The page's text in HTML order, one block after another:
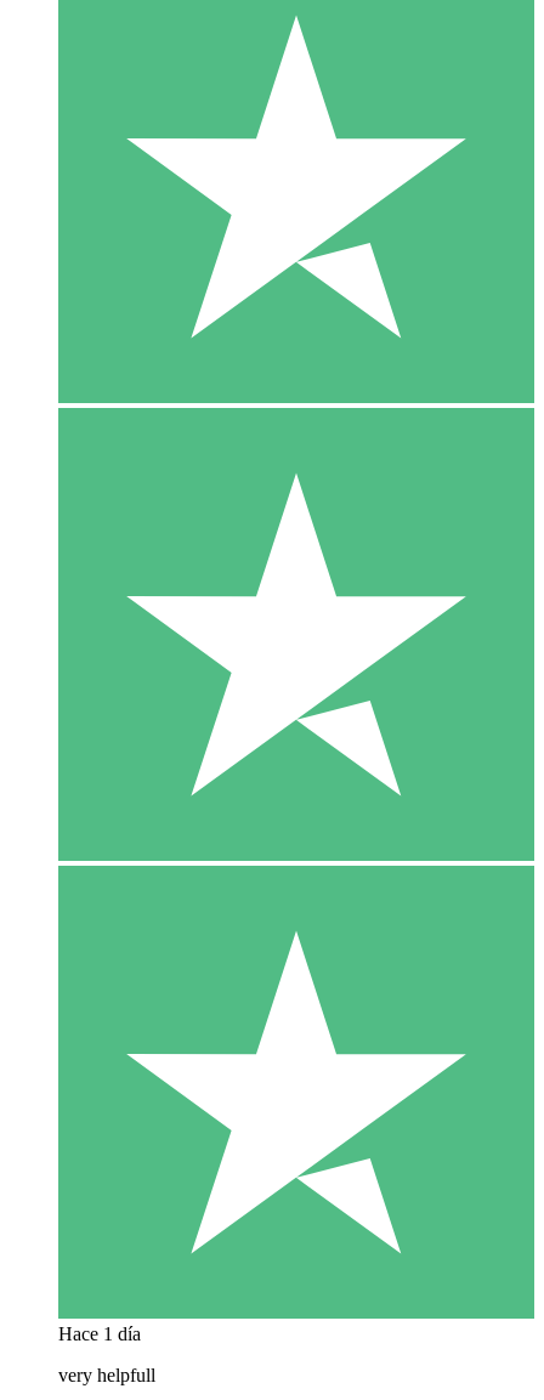
Hace 1 día
very helpfull